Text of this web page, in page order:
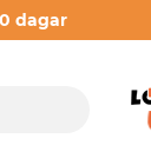
dagar